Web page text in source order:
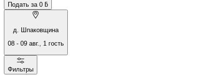
Подать за 0 ƃ
д. Шпаковщина
08 - 09 авг., 1 гость
Фильтры